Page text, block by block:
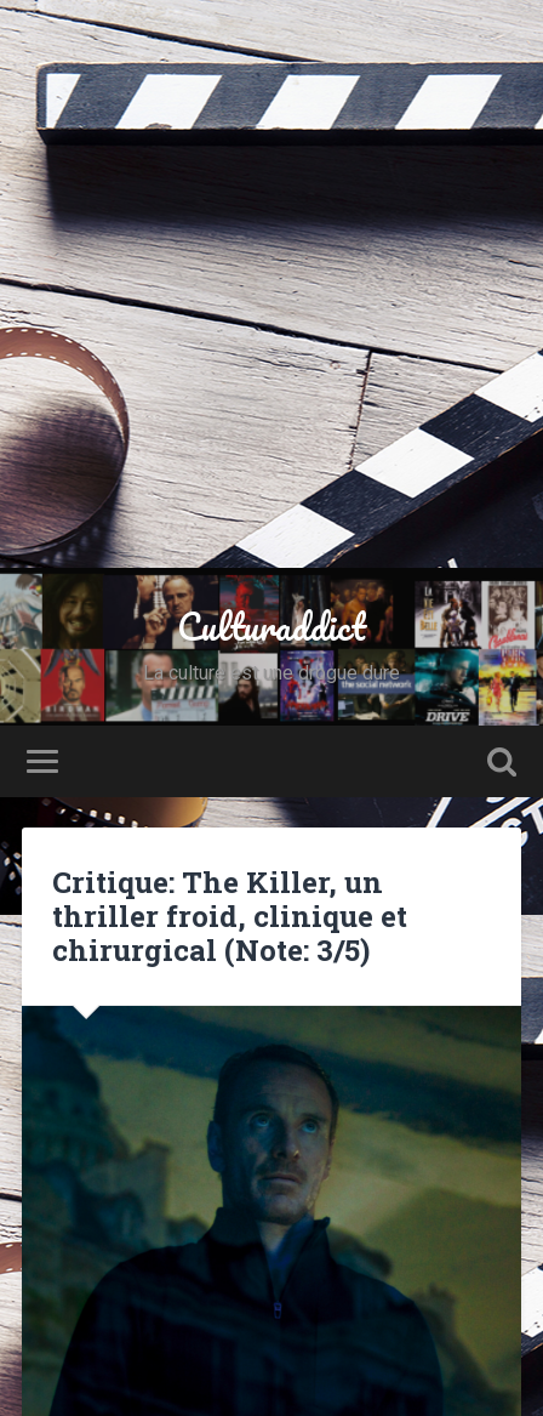
Culturaddict
La culture est une drogue dure
Critique: The Killer, un
thriller froid, clinique et
chirurgical (Note: 3/5)